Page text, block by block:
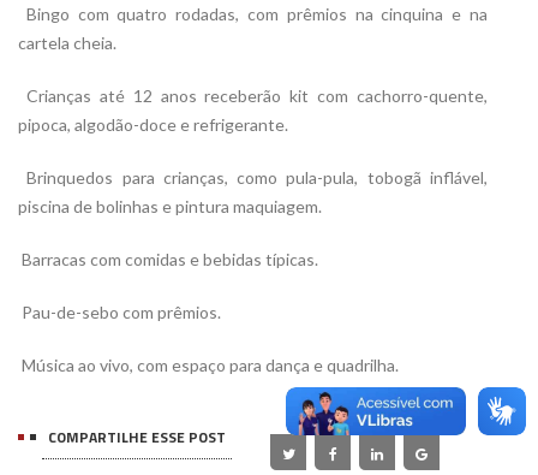
Bingo com quatro rodadas, com prêmios na cinquina e na
cartela cheia.
Crianças até 12 anos receberão kit com cachorro-quente,
pipoca, algodão-doce e refrigerante.
Brinquedos para crianças, como pula-pula, tobogã inflável,
piscina de bolinhas e pintura maquiagem.
Barracas com comidas e bebidas típicas.
Pau-de-sebo com prêmios.
Música ao vivo, com espaço para dança e quadrilha.
COMPARTILHE ESSE POST